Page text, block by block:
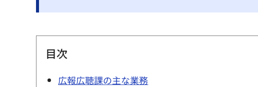
目次
広報広聴課の主な業務